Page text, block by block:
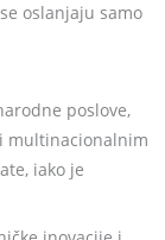
oslanjaju samo
poslove,
multinacionalnim
iako je